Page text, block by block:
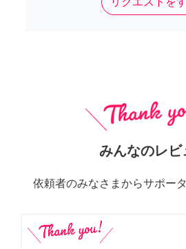
みんなのレビ
依頼者のみなさまからサポー